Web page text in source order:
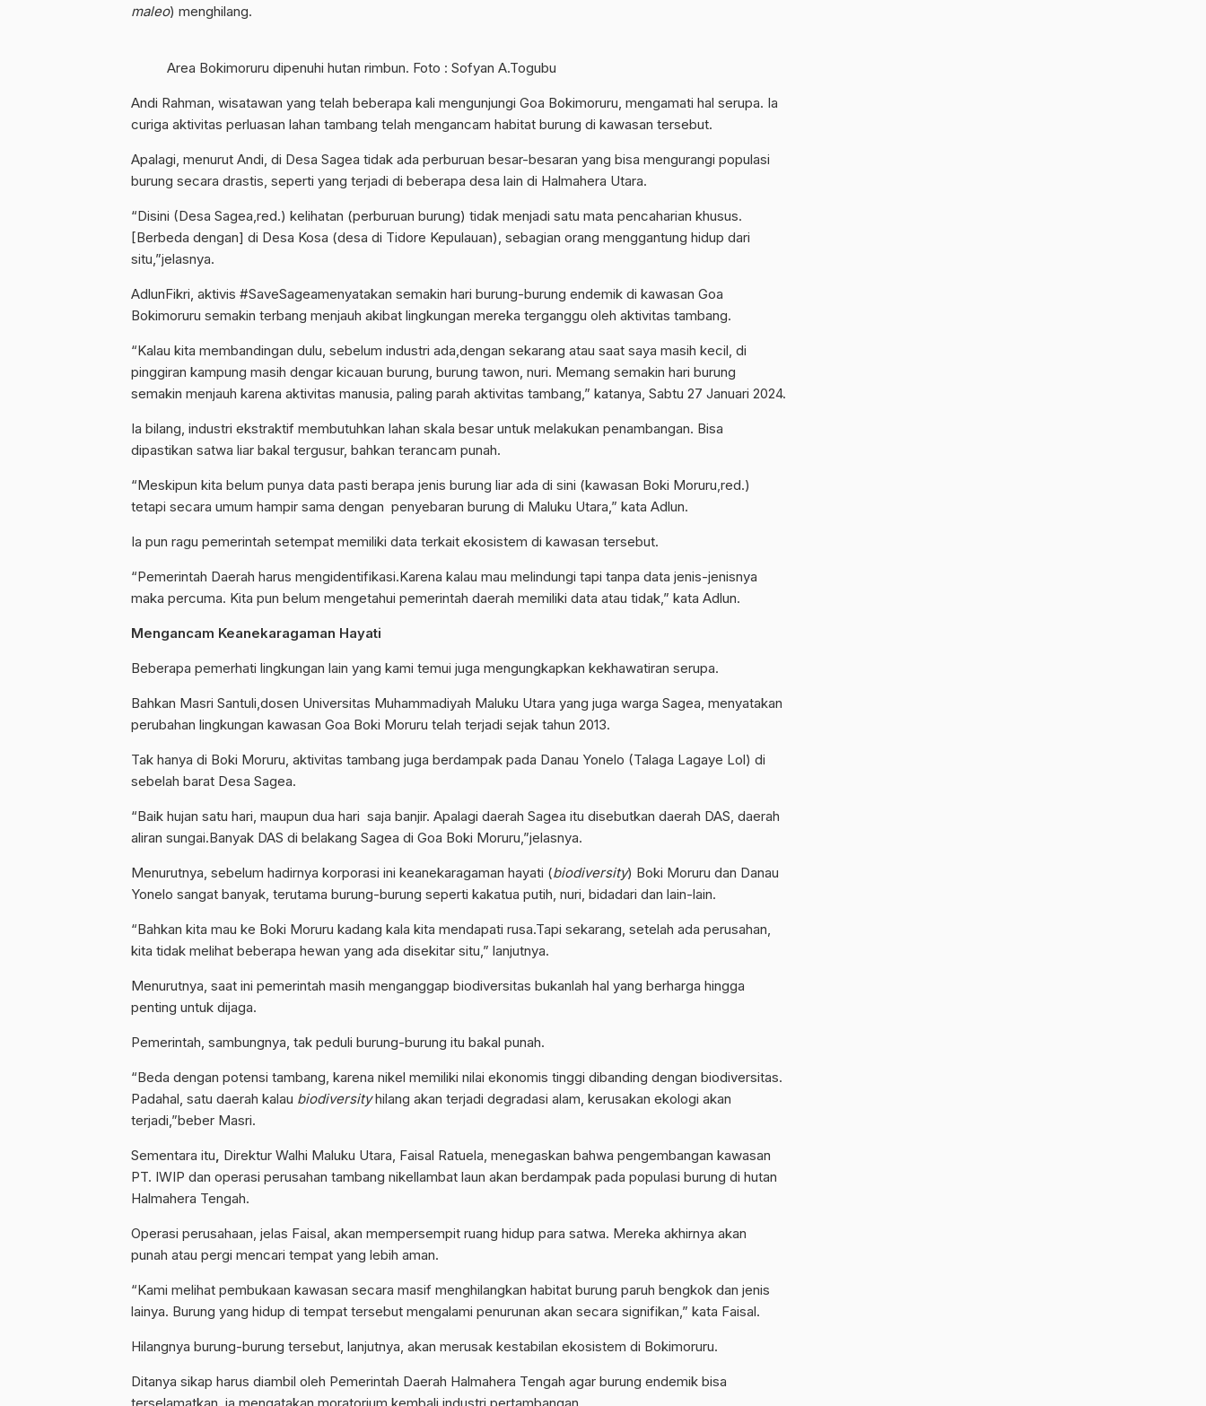
maleo) menghilang.
Area Bokimoruru dipenuhi hutan rimbun. Foto : Sofyan A.Togubu
Andi Rahman, wisatawan yang telah beberapa kali mengunjungi Goa Bokimoruru, mengamati hal serupa. Ia
curiga aktivitas perluasan lahan tambang telah mengancam habitat burung di kawasan tersebut.
Apalagi, menurut Andi, di Desa Sagea tidak ada perburuan besar-besaran yang bisa mengurangi populasi
burung secara drastis, seperti yang terjadi di beberapa desa lain di Halmahera Utara.
“Disini (Desa Sagea,red.) kelihatan (perburuan burung) tidak menjadi satu mata pencaharian khusus.
[Berbeda dengan] di Desa Kosa (desa di Tidore Kepulauan), sebagian orang menggantung hidup dari
situ,”jelasnya.
AdlunFikri, aktivis #SaveSageamenyatakan semakin hari burung-burung endemik di kawasan Goa
Bokimoruru semakin terbang menjauh akibat lingkungan mereka terganggu oleh aktivitas tambang.
“Kalau kita membandingan dulu, sebelum industri ada,dengan sekarang atau saat saya masih kecil, di
pinggiran kampung masih dengar kicauan burung, burung tawon, nuri. Memang semakin hari burung
semakin menjauh karena aktivitas manusia, paling parah aktivitas tambang,” katanya, Sabtu 27 Januari 2024.
Ia bilang, industri ekstraktif membutuhkan lahan skala besar untuk melakukan penambangan. Bisa
dipastikan satwa liar bakal tergusur, bahkan terancam punah.
“Meskipun kita belum punya data pasti berapa jenis burung liar ada di sini (kawasan Boki Moruru,red.)
tetapi secara umum hampir sama dengan penyebaran burung di Maluku Utara,” kata Adlun.
Ia pun ragu pemerintah setempat memiliki data terkait ekosistem di kawasan tersebut.
“Pemerintah Daerah harus mengidentifikasi.Karena kalau mau melindungi tapi tanpa data jenis-jenisnya
maka percuma. Kita pun belum mengetahui pemerintah daerah memiliki data atau tidak,” kata Adlun.
Mengancam Keanekaragaman Hayati
Beberapa pemerhati lingkungan lain yang kami temui juga mengungkapkan kekhawatiran serupa.
Bahkan Masri Santuli,dosen Universitas Muhammadiyah Maluku Utara yang juga warga Sagea, menyatakan
perubahan lingkungan kawasan Goa Boki Moruru telah terjadi sejak tahun 2013.
Tak hanya di Boki Moruru, aktivitas tambang juga berdampak pada Danau Yonelo (Talaga Lagaye Lol) di
sebelah barat Desa Sagea.
“Baik hujan satu hari, maupun dua hari saja banjir. Apalagi daerah Sagea itu disebutkan daerah DAS, daerah
aliran sungai.Banyak DAS di belakang Sagea di Goa Boki Moruru,”jelasnya.
Menurutnya, sebelum hadirnya korporasi ini keanekaragaman hayati (biodiversity) Boki Moruru dan Danau
Yonelo sangat banyak, terutama burung-burung seperti kakatua putih, nuri, bidadari dan lain-lain.
“Bahkan kita mau ke Boki Moruru kadang kala kita mendapati rusa.Tapi sekarang, setelah ada perusahan,
kita tidak melihat beberapa hewan yang ada disekitar situ,” lanjutnya.
Menurutnya, saat ini pemerintah masih menganggap biodiversitas bukanlah hal yang berharga hingga
penting untuk dijaga.
Pemerintah, sambungnya, tak peduli burung-burung itu bakal punah.
“Beda dengan potensi tambang, karena nikel memiliki nilai ekonomis tinggi dibanding dengan biodiversitas.
Padahal, satu daerah kalau biodiversityhilang akan terjadi degradasi alam, kerusakan ekologi akan
terjadi,”beber Masri.
Sementara itu, Direktur Walhi Maluku Utara, Faisal Ratuela, menegaskan bahwa pengembangan kawasan
PT. IWIP dan operasi perusahan tambang nikellambat laun akan berdampak pada populasi burung di hutan
Halmahera Tengah.
Operasi perusahaan, jelas Faisal, akan mempersempit ruang hidup para satwa. Mereka akhirnya akan
punah atau pergi mencari tempat yang lebih aman.
“Kami melihat pembukaan kawasan secara masif menghilangkan habitat burung paruh bengkok dan jenis
lainya. Burung yang hidup di tempat tersebut mengalami penurunan akan secara signifikan,” kata Faisal.
Hilangnya burung-burung tersebut, lanjutnya, akan merusak kestabilan ekosistem di Bokimoruru.
Ditanya sikap harus diambil oleh Pemerintah Daerah Halmahera Tengah agar burung endemik bisa